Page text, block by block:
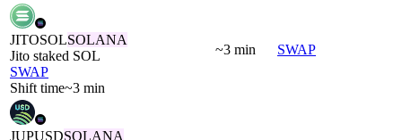
JITOSOLSOLANA
Jito staked SOL
SWAP
Shift time~3 min
~3 min SWAP
JUPUSDSOLANA